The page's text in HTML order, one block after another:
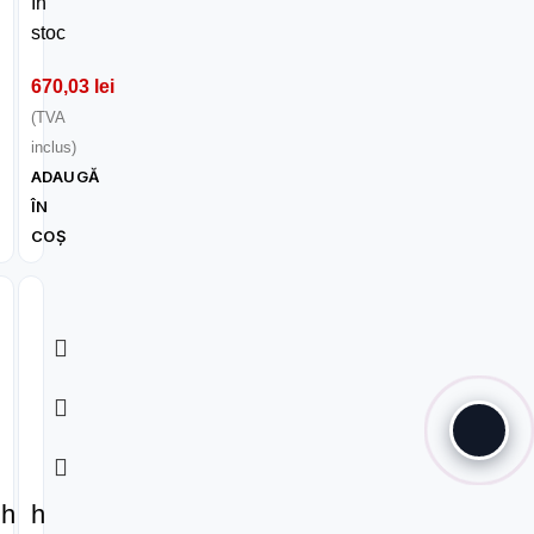
stoc
670,03 lei
(TVA
inclus)
ADAUGĂ
ÎN
COȘ
h h